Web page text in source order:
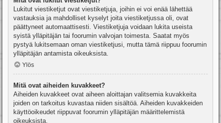
Lukitut viestiketjut ovat viestiketjuja, joihin ei voi enää lähettää
vastauksia ja mahdolliset kyselyt joita viestiketjussa oli, ovat
päättyneet automaattisesti. Viestiketjuja voidaan lukita useista
syistä ylläpitäjän tai foorumin valvojan toimesta. Saatat myös
pystyä lukitsemaan oman viestiketjusi, mutta tämä riippuu foorumin
ylläpitäjän antamista oikeuksista.
Ylös
Mitä ovat aiheiden kuvakkeet?
Aiheiden kuvakkeet ovat aiheen aloittajan valitsemia kuvakkeita
joiden on tarkoitus kuvastaa niiden sisältöä. Aiheiden kuvakkeiden
käyttöoikeudet riippuvat foorumin ylläpitäjän määrittelemistä
oikeuksista.